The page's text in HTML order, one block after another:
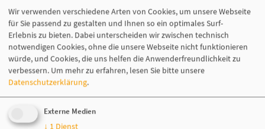
Die aktuellen Zahlen der Deutschen Kreditwirtschaft belegen: Die
girocard ist 2025 weiterhin das meistgenutzte bargeldlose
Zahlungsmittel in Deutschland. Im ersten Halbjahr nutzten
Kund:innen ihre Karte rund 4,04 Milliarden Mal – ein Plus von 5,3
Prozent gegenüber dem Vorjahreszeitraum (3,84 Milliarden
Transaktionen). An mehr als 1.257.000 aktiven Terminals wurde die
Karte eingesetzt - ein Anstieg um gut sechs Prozent zum
Vergleichszeitraum 2024. Der Kartenumsatz stieg im selben Zeitraum
auf 150,7 Milliarden Euro leicht an.
Wir verwenden verschiedene Arten von Cookies, um unsere Webseite
für Sie passend zu gestalten und Ihnen so ein optimales Surf-
Erlebnis zu bieten. Dabei unterscheiden wir zwischen technisch
notwendigen Cookies, ohne die unsere Webseite nicht funktionieren
würde, und Cookies, die uns helfen die Anwenderfreundlichkeit zu
verbessern. Um mehr zu erfahren, lesen Sie bitte unsere
Datenschutzerklärung.
Externe Medien
↓ 1 Dienst